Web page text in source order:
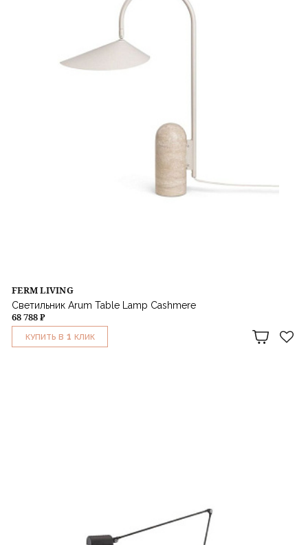
FERM LIVING
Светильник Arum Table Lamp Cashmere
68 788 ₽
КУПИТЬ В 1 КЛИК